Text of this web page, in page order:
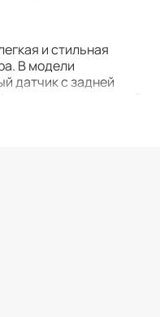
и стильная
В модели
датчик с задней
«X-Processor 4».
изображения (DIS),
кадров видео
обеспечивая
видео с рук.